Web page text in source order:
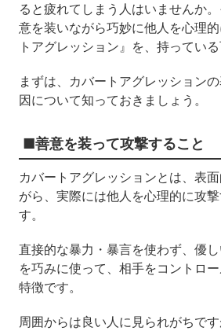
ると疲れてしまう人はいませんか
意を装いながら巧妙に他人を心理
トアグレッション』を、持ってい
まずは、カバートアグレッション
因について知っておきましょう。
■善意を装って攻撃すること
カバートアグレッションとは、表
がら、実際には他人を心理的に攻
す。
直接的な暴力・暴言を使わず、優
を巧みに使って、相手をコントロ
特徴です。
周囲からは良い人に見られがちで